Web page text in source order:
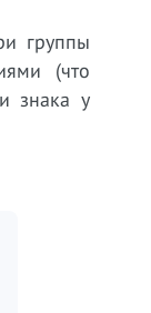
группы
(что
знака у